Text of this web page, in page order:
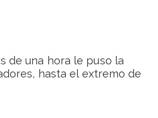
de una hora le puso la
hasta el extremo de